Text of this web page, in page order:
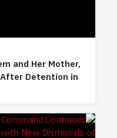
and Her Mother,
Detention in